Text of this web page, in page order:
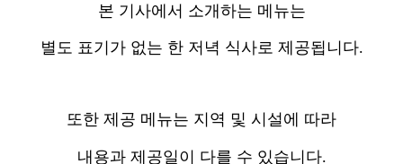
본 기사에서 소개하는 메뉴는
별도 표기가 없는 한 저녁 식사로 제공됩니다.
또한 제공 메뉴는 지역 및 시설에 따라
내용과 제공일이 다를 수 있습니다.